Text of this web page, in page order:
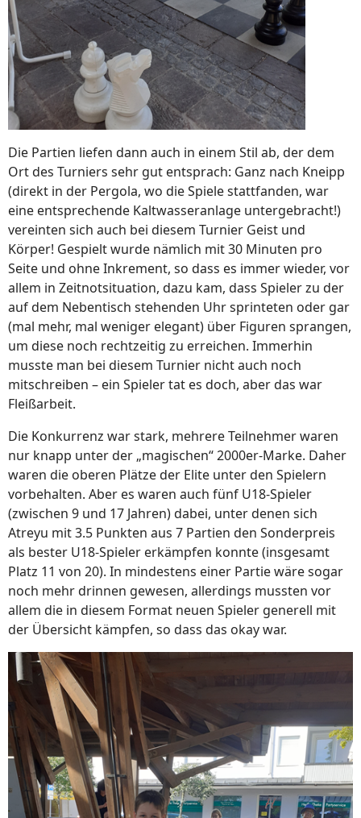
Die Partien liefen dann auch in einem Stil ab, der dem
Ort des Turniers sehr gut entsprach: Ganz nach Kneipp
(direkt in der Pergola, wo die Spiele stattfanden, war
eine entsprechende Kaltwasseranlage untergebracht!)
vereinten sich auch bei diesem Turnier Geist und
Körper! Gespielt wurde nämlich mit 30 Minuten pro
Seite und ohne Inkrement, so dass es immer wieder, vor
allem in Zeitnotsituation, dazu kam, dass Spieler zu der
auf dem Nebentisch stehenden Uhr sprinteten oder gar
(mal mehr, mal weniger elegant) über Figuren sprangen,
um diese noch rechtzeitig zu erreichen. Immerhin
musste man bei diesem Turnier nicht auch noch
mitschreiben – ein Spieler tat es doch, aber das war
Fleißarbeit.
Die Konkurrenz war stark, mehrere Teilnehmer waren
nur knapp unter der „magischen“ 2000er-Marke. Daher
waren die oberen Plätze der Elite unter den Spielern
vorbehalten. Aber es waren auch fünf U18-Spieler
(zwischen 9 und 17 Jahren) dabei, unter denen sich
Atreyu mit 3.5 Punkten aus 7 Partien den Sonderpreis
als bester U18-Spieler erkämpfen konnte (insgesamt
Platz 11 von 20). In mindestens einer Partie wäre sogar
noch mehr drinnen gewesen, allerdings mussten vor
allem die in diesem Format neuen Spieler generell mit
der Übersicht kämpfen, so dass das okay war.